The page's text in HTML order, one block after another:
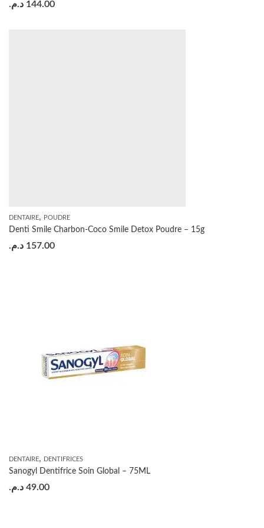
144.00 د.م.
DENTAIRE, POUDRE
Denti Smile Charbon-Coco Smile Detox Poudre – 15g
157.00 د.م.
DENTAIRE, DENTIFRICES
Sanogyl Dentifrice Soin Global – 75ML
49.00 د.م.